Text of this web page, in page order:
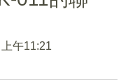
午11:21